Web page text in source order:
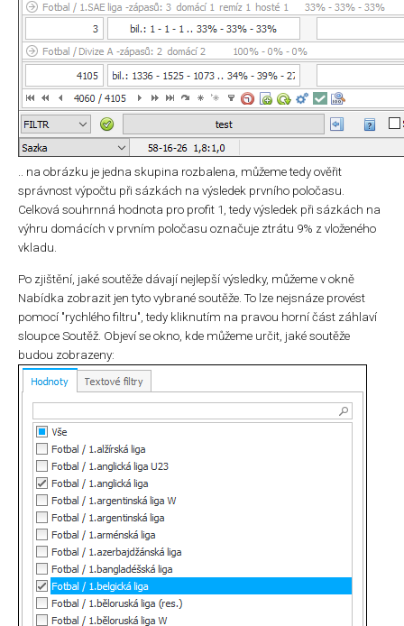
.. na obrázku je jedna skupina rozbalena, můžeme tedy ověřit
správnost výpočtu při sázkách na výsledek prvního poločasu.
Celková souhrnná hodnota pro profit 1, tedy výsledek při sázkách na
výhru domácích v prvním poločasu označuje ztrátu 9% z vloženého
vkladu.
Po zjištění, jaké soutěže dávají nejlepší výsledky, můžeme v okně
Nabídka zobrazit jen tyto vybrané soutěže. To lze nejsnáze provést
pomocí "rychlého filtru", tedy kliknutím na pravou horní část záhlaví
sloupce Soutěž. Objeví se okno, kde můžeme určit, jaké soutěže
budou zobrazeny: